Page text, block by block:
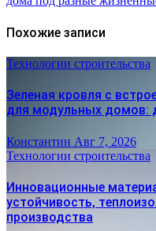
Похожие записи
Технологии строительства
Зеленая кровля с
для модульных домов:
Константин Авг 7, 2026
Технологии строительства
Инновационные
устойчивость,
производства